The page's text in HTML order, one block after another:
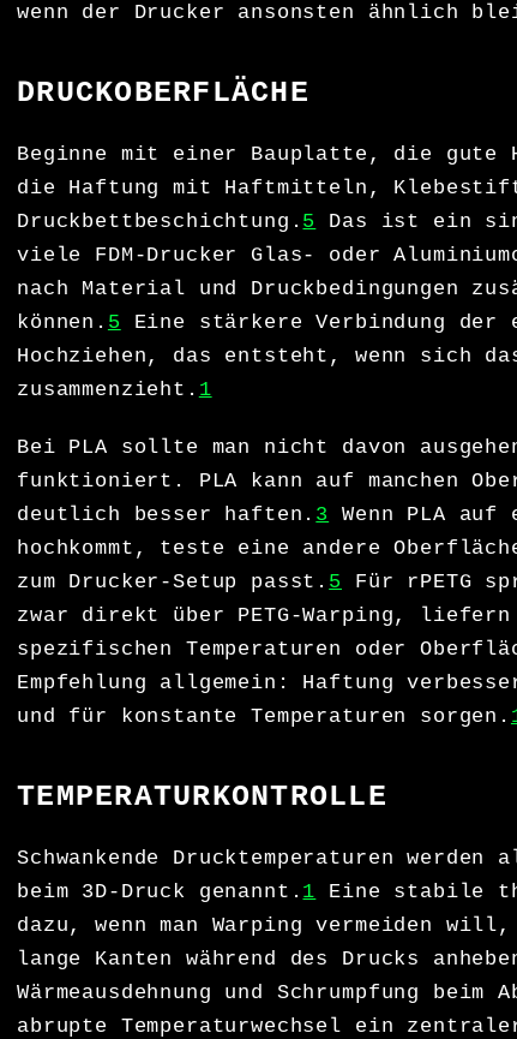
wenn der Drucker ansonsten ähnlich
DRUCKOBERFLÄCHE
Beginne mit einer Bauplatte, die gute
die Haftung mit Haftmitteln,
Druckbettbeschichtung. 5
Das ist ein
viele FDM-Drucker Glas- oder
nach Material und Druckbedingungen
können. 5 Eine stärkere Verbindung
Hochziehen, das entsteht, wenn sich
zusammenzieht. 1
Bei PLA sollte man nicht davon
funktioniert. PLA kann auf manchen
deutlich besser haften. 3
Wenn PLA
hochkommt, teste eine andere
zum Drucker-Setup passt. 5
Für rPETG
zwar direkt über PETG-Warping, liefern
spezifischen Temperaturen oder
Empfehlung allgemein: Haftung
und für konstante Temperaturen sorgen.
TEMPERATURKONTROLLE
Schwankende Drucktemperaturen
beim 3D-Druck genannt. 1 Eine stabile
dazu, wenn man Warping vermeiden
lange Kanten während des Drucks
Wärmeausdehnung und Schrumpfung
abrupte Temperaturwechsel ein